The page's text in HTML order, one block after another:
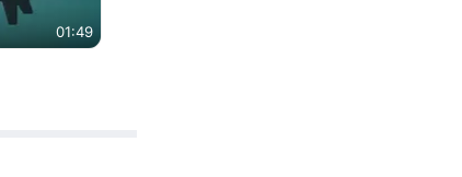
01:49